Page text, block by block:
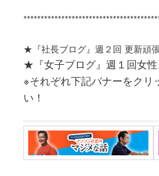
★『社長ブログ』週２回 更新頑
★『女子ブログ』週１回女性
※それぞれ下記バナーをク
い！